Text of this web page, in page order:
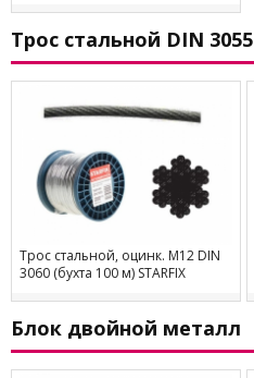
Трос стальной DIN 3055
Трос стальной, оцинк. М12 DIN
3060 (бухта 100 м) STARFIX
Блок двойной металл